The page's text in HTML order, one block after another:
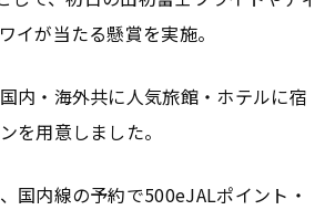
イが当たる懸賞を実施。
内・海外共に人気旅館・ホテルに宿
を用意しました。
国内線の予約で500eJALポイント・